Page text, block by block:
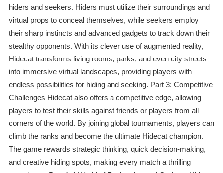
hiders and seekers. Hiders must utilize their surroundings and
virtual props to conceal themselves, while seekers employ
their sharp instincts and advanced gadgets to track down their
stealthy opponents. With its clever use of augmented reality,
Hidecat transforms living rooms, parks, and even city streets
into immersive virtual landscapes, providing players with
endless possibilities for hiding and seeking. Part 3: Competitive
Challenges Hidecat also offers a competitive edge, allowing
players to test their skills against friends or players from all
corners of the world. By joining global tournaments, players can
climb the ranks and become the ultimate Hidecat champion.
The game rewards strategic thinking, quick decision-making,
and creative hiding spots, making every match a thrilling